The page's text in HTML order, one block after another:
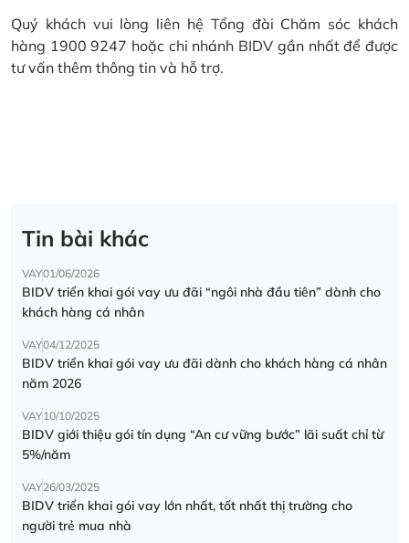
Quý khách vui lòng liên hệ Tổng đài Chăm sóc khách
hàng 1900 9247 hoặc chi nhánh BIDV gần nhất để được
tư vấn thêm thông tin và hỗ trợ.
Tin bài khác
VAY01/06/2026
BIDV triển khai gói vay ưu đãi “ngôi nhà đầu tiên” dành cho
khách hàng cá nhân
VAY04/12/2025
BIDV triển khai gói vay ưu đãi dành cho khách hàng cá nhân
năm 2026
VAY10/10/2025
BIDV giới thiệu gói tín dụng “An cư vững bước” lãi suất chỉ từ
5%/năm
VAY26/03/2025
BIDV triển khai gói vay lớn nhất, tốt nhất thị trường cho
người trẻ mua nhà